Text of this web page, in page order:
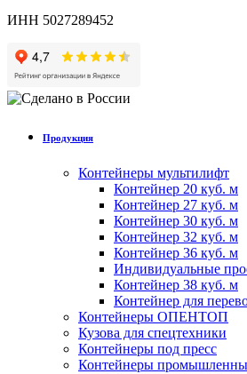
ИНН 5027289452
Продукция
Контейнеры мультилифт
Контейнер 20 куб. м
Контейнер 27 куб. м
Контейнер 30 куб. м
Контейнер 32 куб. м
Контейнер 36 куб. м
Индивидуальные
Контейнер 38 куб. м
Контейнер для
Контейнеры ОПЕНТОП
Кузова для спецтехники
Контейнеры под пресс
Контейнеры